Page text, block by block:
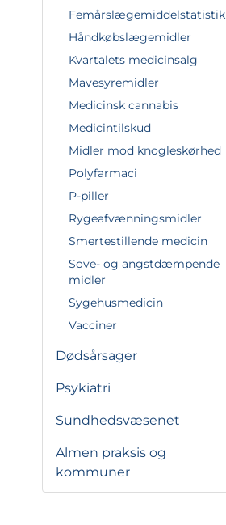
Femårslægemiddelstatistik
Håndkøbslægemidler
Kvartalets medicinsalg
Mavesyremidler
Medicinsk cannabis
Medicintilskud
Midler mod knogleskørhed
Polyfarmaci
P-piller
Rygeafvænningsmidler
Smertestillende medicin
Sove- og angstdæmpende
midler
Sygehusmedicin
Vacciner
Dødsårsager
Psykiatri
Sundhedsvæsenet
Almen praksis og
kommuner